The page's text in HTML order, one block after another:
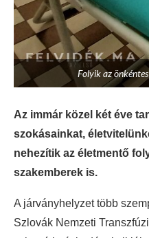
Folyik az
Az immár közel két éve
szokásainkat,
nehezítik az életmentő
szakemberek is.
A járványhelyzet több
Szlovák Nemzeti